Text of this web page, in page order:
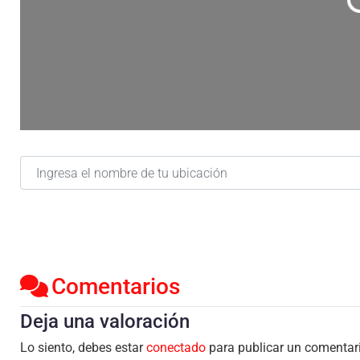
Ingresa el nombre de tu ubicación
Comentarios
Deja una valoración
Lo siento, debes estarconectado para publicar un